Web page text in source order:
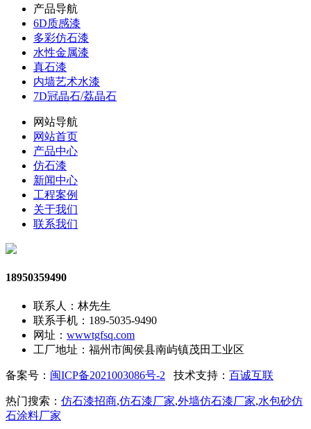
产品导航
6D质感漆
多彩仿石漆
水性金属漆
真石漆
内墙艺术水漆
7D冠晶石/荔晶石
网站导航
网站首页
产品中心
仿石漆
新闻中心
工程案例
关于我们
联系我们
18950359490
联系人：林先生
联系手机：189-5035-9490
网址： wwwtgfsq.com
工厂地址：福州市闽侯县南屿镇茂田工业区
备案号： 闽ICP备2021003086号-2 技术支持： 百诚互联
热门搜索： 仿石漆招商,仿石漆厂家,外墙仿石漆厂家,水包砂仿
石涂料厂家